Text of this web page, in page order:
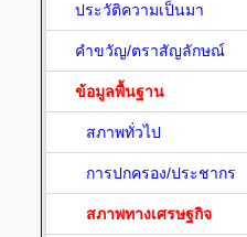
ประวัติความเป็นมา
คำขวัญ/ตราสัญลักษณ์
ข้อมูลพื้นฐาน
สภาพทั่วไป
การปกครอง/ประชากร
สภาพทางเศรษฐกิจ